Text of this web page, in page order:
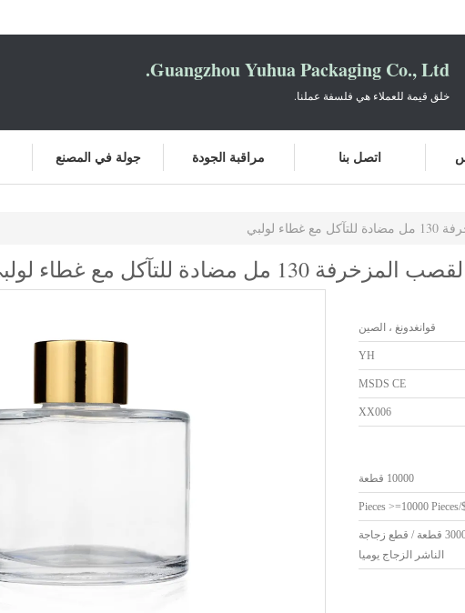
Guangzhou Yuhua Packaging Co., Ltd.
خلق قيمة للعملاء هي فلسفة عملنا.
جولة في المصنع مراقبة الجودة اتصل بنا
لولبي
مضادة للتآكل مع غطاء لولبي
قوانغدونغ ، الصين
YH
MSDS CE
XX006
10000 قطعة
300000 قطعة / قطع زجاجة
الناشر الزجاج يوميا